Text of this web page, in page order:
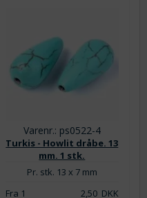
Varenr.: ps0522-4
Turkis - Howlit dråbe. 13
mm. 1 stk.
Pr. stk. 13 x 7 mm
Fra 1
2,50DKK